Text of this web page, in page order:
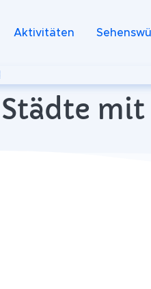
Aktivitäten
Städte